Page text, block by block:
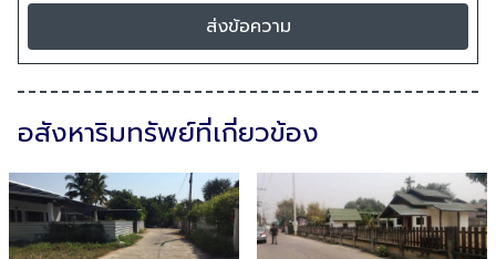
ส่งข้อความ
อสังหาริมทรัพย์ที่เกี่ยวข้อง